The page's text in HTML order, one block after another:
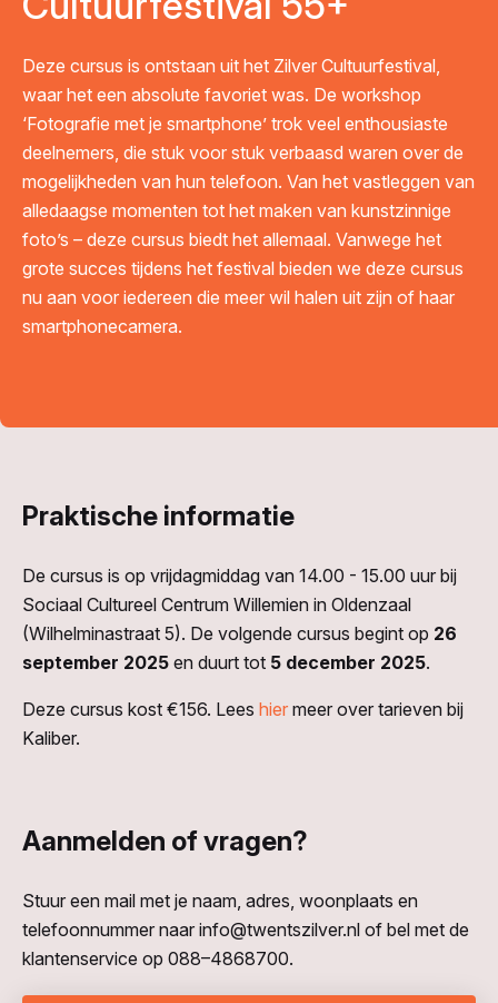
Deze cursus is ontstaan uit het Zilver Cultuurfestival,
waar het een absolute favoriet was. De workshop
‘Fotografie met je smartphone’ trok veel enthousiaste
deelnemers, die stuk voor stuk verbaasd waren over de
mogelijkheden van hun telefoon. Van het vastleggen van
alledaagse momenten tot het maken van kunstzinnige
foto’s – deze cursus biedt het allemaal. Vanwege het
grote succes tijdens het festival bieden we deze cursus
nu aan voor iedereen die meer wil halen uit zijn of haar
smartphonecamera.
Praktische informatie
De cursus is op vrijdagmiddag van 14.00 - 15.00 uur bij
Sociaal Cultureel Centrum Willemien in Oldenzaal
(Wilhelminastraat 5). De volgende cursus begint op 26
september 2025 en duurt tot 5 december 2025.
Deze cursus kost €156. Lees hier meer over tarieven bij
Kaliber.
Aanmelden of vragen?
Stuur een mail met je naam, adres, woonplaats en
telefoonnummer naar info@twentszilver.nl of bel met de
klantenservice op 088–4868700.